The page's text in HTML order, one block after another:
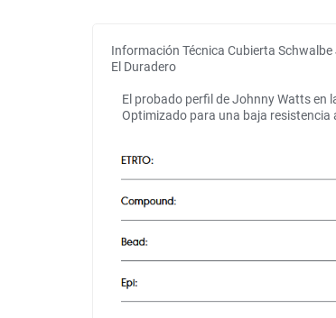
Información Técnica Cubierta Schwalbe
El Duradero
El probado perfil de Johnny Watts en
Optimizado para una baja resistencia